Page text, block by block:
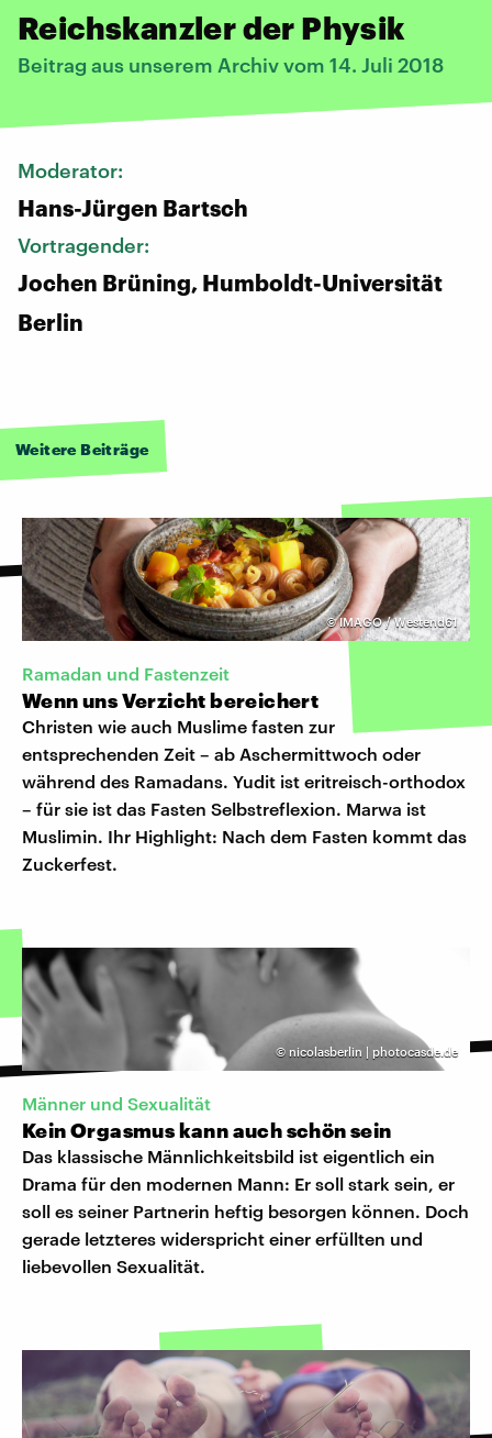
Reichskanzler der Physik
Beitrag aus unserem Archiv vom 14. Juli 2018
Moderator:
Hans-Jürgen Bartsch
Vortragender:
Jochen Brüning, Humboldt-Universität
Berlin​
Weitere Beiträge
©IMAGO / Westend61
Ramadan und Fastenzeit
Wenn uns Verzicht bereichert
Christen wie auch Muslime fasten zur
entsprechenden Zeit – ab Aschermittwoch oder
während des Ramadans. Yudit ist eritreisch-orthodox
– für sie ist das Fasten Selbstreflexion. Marwa ist
Muslimin. Ihr Highlight: Nach dem Fasten kommt das
Zuckerfest.
© nicolasberlin | photocasde.de
Männer und Sexualität
Kein Orgasmus kann auch schön sein
Das klassische Männlichkeitsbild ist eigentlich ein
Drama für den modernen Mann: Er soll stark sein, er
soll es seiner Partnerin heftig besorgen können. Doch
gerade letzteres widerspricht einer erfüllten und
liebevollen Sexualität.